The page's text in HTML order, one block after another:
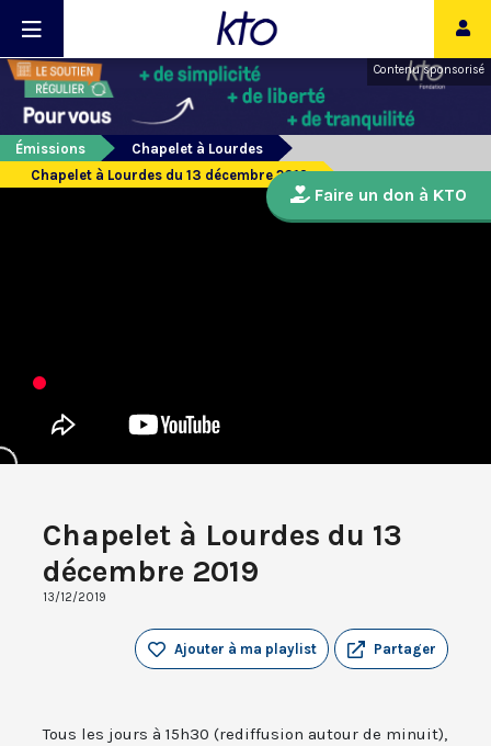
Contenu sponsorisé
Émissions
Chapelet à Lourdes
Chapelet à Lourdes du 13 décembre 2019
Chapelet à Lourdes du 13
décembre 2019
13/12/2019
Partager
Ajouter à ma playlist
Tous les jours à 15h30 (rediffusion autour de minuit),
Faire un don à KTO